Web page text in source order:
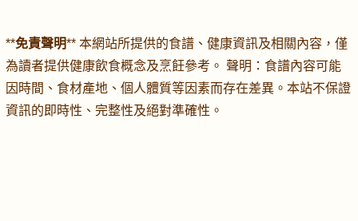
**免責聲明** 本網站所提供的食譜、健康資訊及相關內容，僅
為讀者提供健康飲食概念及烹飪參考。 聲明：食譜內容可能
因時間、食材產地、個人體質等因素而存在差異。本站不保證
資訊的即時性、完整性及絕對準確性。